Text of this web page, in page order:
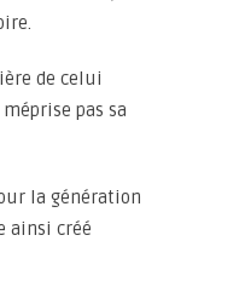
de celui
pas sa
la génération
ainsi créé